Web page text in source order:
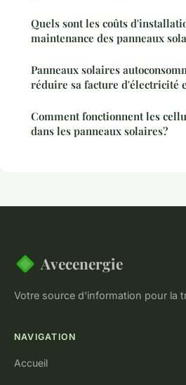
Quels sont les coûts
maintenance des panneaux
Panneaux solaires
réduire sa facture d'électricité
Comment fonctionnent les
dans les panneaux solaires?
Avecenergie
Votre source d'information pour la
NAVIGATION
Accueil